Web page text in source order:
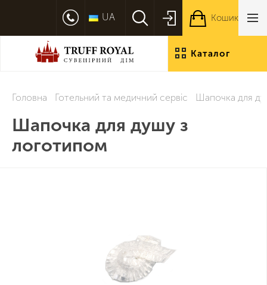
Каталог
UA Кошик
Головна Готельний та медичний сервіс Шапочка для
Шапочка для душу з
логотипом